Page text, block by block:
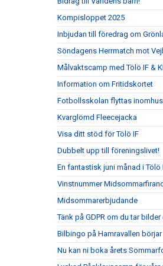
Kompisloppet 2025
Inbjudan till föredrag om
Söndagens Herrmatch mot
Målvaktscamp med Tölö IF &
Information om Fritidskortet
Fotbollsskolan flyttas inomhus
Kvarglömd Fleecejacka
Visa ditt stöd för Tölö IF
Dubbelt upp till föreningslivet!
En fantastisk juni månad i Tölö
Vinstnummer
Midsommarerbjudande
Tänk på GDPR om du tar bilder
Bilbingo på Hamravallen börjar
Nu kan ni boka årets